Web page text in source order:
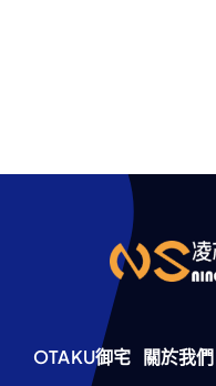
OTAKU御宅 關於我們